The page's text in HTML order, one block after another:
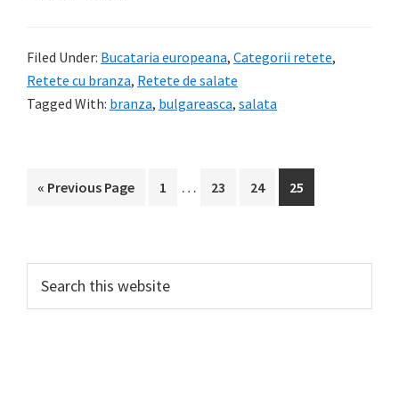
Filed Under: Bucataria europeana, Categorii retete,
Retete cu branza, Retete de salate
Tagged With: branza, bulgareasca, salata
« Go
Previous Page Page
1
Interim
… Page
23 Page
24 Page
25
Primary
Sidebar
this
website